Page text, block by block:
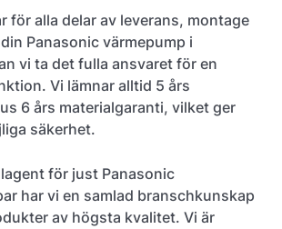
för alla delar av leverans, montage
Panasonic värmepump i
vi ta det fulla ansvaret för en
Vi lämnar alltid 5 års
6 års materialgaranti, vilket ger
säkerhet.
för just Panasonic
har vi en samlad branschkunskap
av högsta kvalitet. Vi är